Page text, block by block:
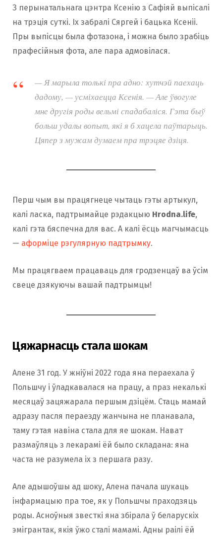
З перынатальнага цэнтра Ксенію з Сафіяй выпісалі
на трэція суткі. Іх забралі Сяргей і бацька Ксеніі.
Пры выпісцы была фотазона, і можна было зрабіць
прафесійныя фота, але пара адмовілася.
— Я марыла толькі пра адно: хутчэй паехаць
дадому, — усміхаецца Ксенія. — Але ўвогуле
мне другія роды вельмі спадабаліся. Гэта быў
больш удалы вопыт, які я б хацела паўтарыць.
Цяпер з мужам думаем пра трэцяе дзіця.
Перш чым вы працягнеце чытаць гэты артыкул,
калі ласка, падтрымайце рэдакцыю Hrodna.life,
калі гэта бяспечна для вас. А калі ёсць магчымасць
— аформіце рэгулярную падтрымку.
Мы працягваем працаваць для гродзенцаў ва ўсім
свеце дзякуючы вашай падтрымцы!
Цяжарнасць стала шокам
Алене 31 год. У жніўні 2022 года яна пераехала ў
Польшчу і ўладкавалася на працу, а праз некалькі
месяцаў зацяжарала першым дзіцём. Стаць мамай
адразу пасля пераезду жанчына не планавала,
таму гэтая навіна стала для яе шокам. Нават
размаўляць з лекарамі ёй было складана: яна
часта не разумела іх з першага разу.
Але адышоўшы ад шоку, Алена пачала шукаць
інфармацыю пра тое, як у Польшчы праходзяць
роды. Асноўныя звесткі яна збірала ў беларускіх
эмігрантак, якія ўжо сталі мамамі. Адны раілі ёй